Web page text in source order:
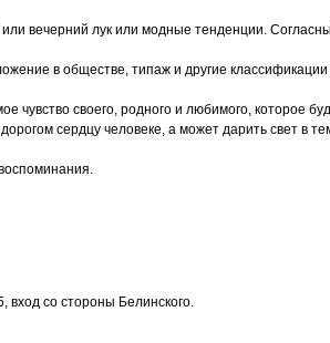
вечерний лук или модные тенденции.
в обществе, типаж и другие классификации
чувство своего, родного и любимого, которое
сердцу человеке, а может дарить свет в
вход со стороны Белинского.